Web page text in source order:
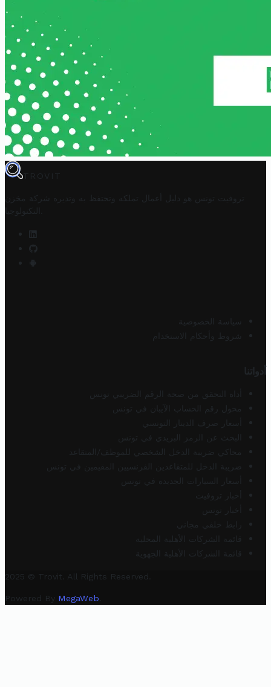
TROVIT
تروفيت تونس هو دليل أعمال تملكه وتحتفظ به وتديره
شركة مخزن
التكنولوجيا
سياسة الخصوصية
شروط وأحكام الاستخدام
أدواتنا
أداة التحقق من صحة الرقم الضريبي تونس
محول رقم الحساب الآيبان في تونس
أسعار صرف الدينار التونسي
البحث عن الرمز البريدي في تونس
محاكي ضريبة الدخل الشخصي للموظف/المتقاعد
ضريبة الدخل للمتقاعدين الفرنسيين المقيمين في تونس
أسعار السيارات الجديدة في تونس
أخبار تروفيت
أخبار تونس
رابط خلفي مجاني
قائمة الشركات الأهلية المحلية
قائمة الشركات الأهلية الجهوية
2025 © Trovit. All Rights Reserved.
Powered By MegaWeb